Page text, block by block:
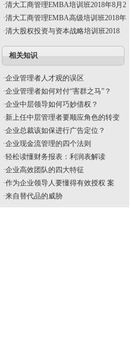
·清大工商管理EMBA培训班2018年8月2
·清大工商管理EMBA高级培训班2018年
·清大股权投资与资本战略培训班2018
相关知识
·企业管理者人才观的误区
·企业管理者如何对付“害群之马”？
·企业中层领导如何巧妙借权？
·新上任中层管理者要顺应角色的转变
·企业总裁该如保进行广告定位？
·企业现金流管理的四个法则
·轻松读懂财务报表：利润表解读
·企业高效团队的四大特征
·作为企业领导人要懂得有效授权 案
·来自替代品的威胁